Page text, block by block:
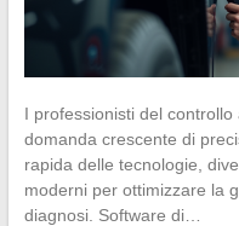
I professionisti del
domanda crescente di
rapida delle tecnologie,
moderni per ottimizzare la
diagnosi. Software di…